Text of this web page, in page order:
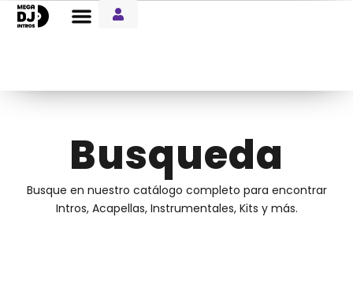
Busqueda
Busque en nuestro catálogo completo para encontrar
Intros, Acapellas, Instrumentales, Kits y más.